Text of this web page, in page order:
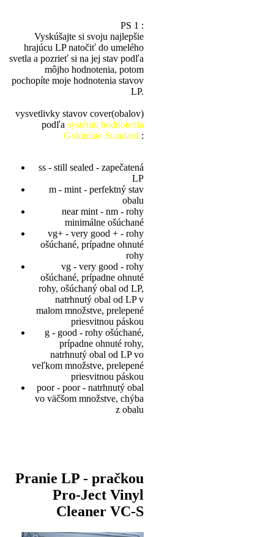
PS 1 :
Vyskúšajte si svoju najlepšie
hrajúcu LP natočiť do umelého
svetla a pozrieť si na jej stav podľa
môjho hodnotenia, potom
pochopíte moje hodnotenia stavov
LP.
vysvetlivky stavov cover(obalov)
podľa systému hodnotenia
Goldmine Standard :
ss - still sealed - zapečatená
LP
m - mint - perfektný stav
obalu
near mint - nm - rohy
minimálne ošúchané
vg+ - very good + - rohy
ošúchané, prípadne ohnuté
rohy
vg - very good - rohy
ošúchané, prípadne ohnuté
rohy, ošúchaný obal od LP,
natrhnutý obal od LP v
malom množstve, prelepené
priesvitnou páskou
g - good - rohy ošúchané,
prípadne ohnuté rohy,
natrhnutý obal od LP vo
veľkom množstve, prelepené
priesvitnou páskou
poor - poor - natrhnutý obal
vo väčšom množstve, chýba
z obalu
Pranie LP - pračkou
Pro-Ject Vinyl
Cleaner VC-S